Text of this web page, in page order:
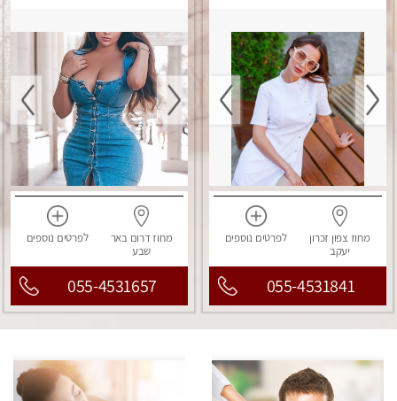
מחוז צפון זכרון
יעקב
לפרטים נוספים
055-4531841
מחוז דרוםבאר
שבע
לפרטים נוספים
055-4531657